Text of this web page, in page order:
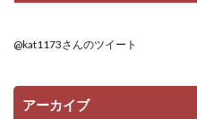
@kat1173さんのツイート
アーカイブ